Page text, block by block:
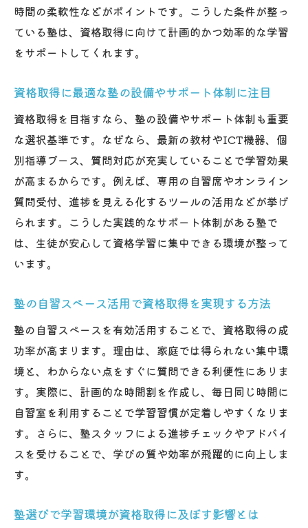
資格取得に強い塾を選ぶ意義とその効果と
は
塾選びで後悔しないためのチェックポイン
資格取得を見据えた塾選びの実践的な方法
時間の柔軟性などがポイントです。こうした条件が整っ
ている塾は、資格取得に向けて計画的かつ効率的な学習
をサポートしてくれます。
資格取得に最適な塾の設備やサポート体制に注目
資格取得を目指すなら、塾の設備やサポート体制も重要
な選択基準です。なぜなら、最新の教材やICT機器、個
別指導ブース、質問対応が充実していることで学習効果
が高まるからです。例えば、専用の自習席やオンライン
質問受付、進捗を見える化するツールの活用などが挙げ
られます。こうした実践的なサポート体制がある塾で
は、生徒が安心して資格学習に集中できる環境が整って
います。
塾の自習スペース活用で資格取得を実現する方法
塾の自習スペースを有効活用することで、資格取得の成
功率が高まります。理由は、家庭では得られない集中環
境と、わからない点をすぐに質問できる利便性にありま
す。実際に、計画的な時間割を作成し、毎日同じ時間に
自習室を利用することで学習習慣が定着しやすくなりま
す。さらに、塾スタッフによる進捗チェックやアドバイ
スを受けることで、学びの質や効率が飛躍的に向上しま
す。
塾選びで学習環境が資格取得に及ぼす影響とは